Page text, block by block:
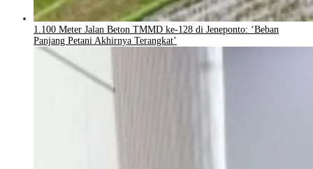
1.100 Meter Jalan Beton TMMD ke-128 di Jeneponto: ‘Beban
Panjang Petani Akhirnya Terangkat’